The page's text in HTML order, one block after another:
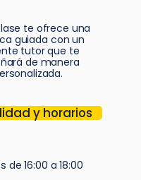
te ofrece una
guiada con un
tutor que te
de manera
y horarios
de 16:00 a 18:00